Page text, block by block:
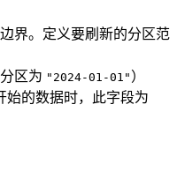
界。定义要刷新的分区范
区为 "2024-01-01" ）
始的数据时，此字段为